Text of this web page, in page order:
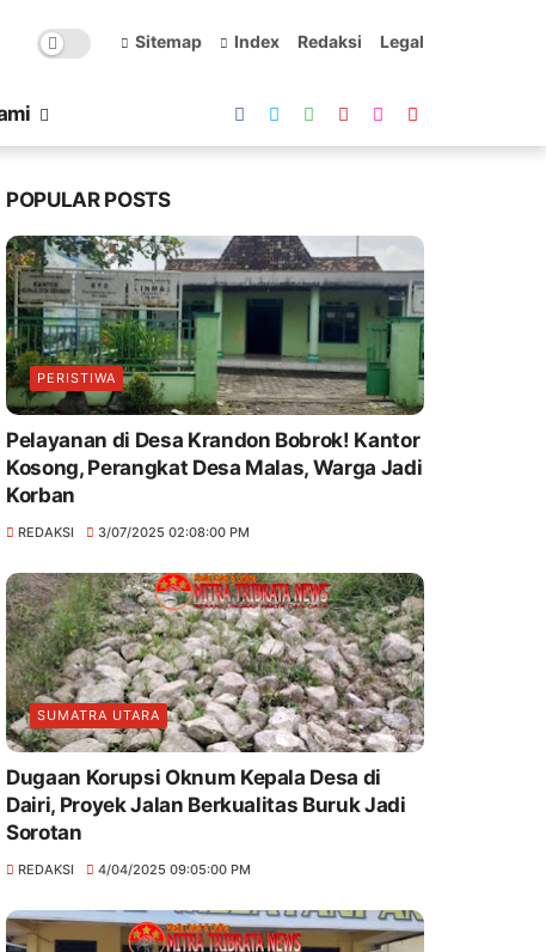
Sitemap Index Redaksi Legal
POPULAR POSTS
PERISTIWA
Pelayanan di Desa Krandon Bobrok! Kantor
Kosong, Perangkat Desa Malas, Warga Jadi
Korban
REDAKSI 3/07/2025 02:08:00 PM
SUMATRA UTARA
Dugaan Korupsi Oknum Kepala Desa di
Dairi, Proyek Jalan Berkualitas Buruk Jadi
Sorotan
REDAKSI 4/04/2025 09:05:00 PM